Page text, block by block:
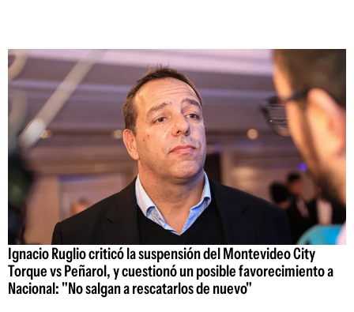
Ignacio Ruglio criticó la suspensión del Montevideo City
Torque vs Peñarol, y cuestionó un posible favorecimiento a
Nacional: "No salgan a rescatarlos de nuevo"